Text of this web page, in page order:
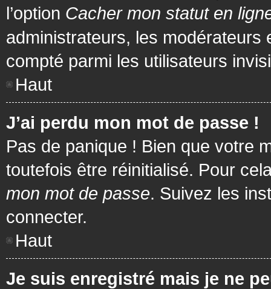
l’option Cacher mon statut en
administrateurs, les
compté parmi les utilisateurs
Haut
J’ai perdu mon mot de passe !
Pas de panique ! Bien que votre
toutefois être réinitialisé. Pour
mon mot de passe. Suivez les
connecter.
Haut
Je suis enregistré mais je ne